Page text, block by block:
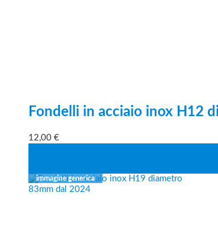
Fondelli in acciaio inox H12
12,00 €